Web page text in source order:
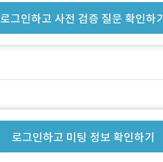
로그인하고 사전 검증 질문 확인하기
로그인하고 미팅 정보 확인하기